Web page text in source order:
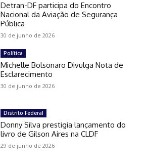
Detran-DF participa do Encontro
Nacional da Aviação de Segurança
Pública
30 de junho de 2026
Política
Michelle Bolsonaro Divulga Nota de
Esclarecimento
30 de junho de 2026
Distrito Federal
Donny Silva prestigia lançamento do
livro de Gilson Aires na CLDF
29 de junho de 2026